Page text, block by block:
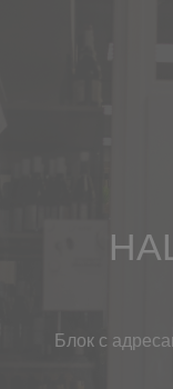
Блок с